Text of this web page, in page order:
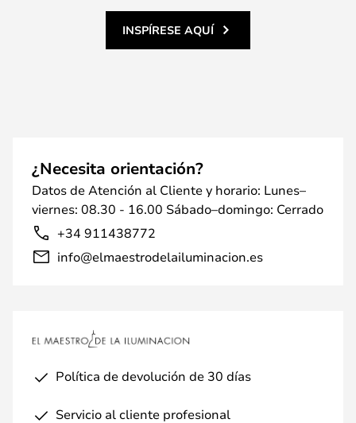
INSPÍRESE AQUÍ
¿Necesita orientación?
Datos de Atención al Cliente y horario: Lunes–
viernes: 08.30 - 16.00 Sábado–domingo: Cerrado
+34 911438772
info@elmaestrodelailuminacion.es
Política de devolución de 30 días
Servicio al cliente profesional